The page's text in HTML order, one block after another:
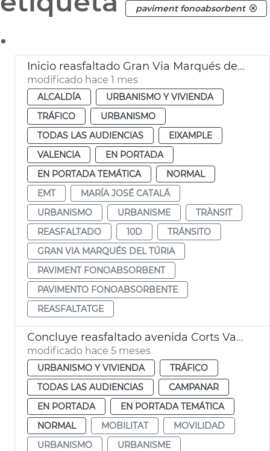
paviment fonoabsorbent
.
Inicio reasfaltado Gran Via Marqués del Túria
modificado hace 1 mes
ALCALDÍA
URBANISMO Y VIVIENDA
TRÁFICO
URBANISMO
TODAS LAS AUDIENCIAS
EIXAMPLE
VALENCIA
EN PORTADA
EN PORTADA TEMÁTICA
NORMAL
EMT
MARÍA JOSÉ CATALÁ
URBANISMO
URBANISME
TRÀNSIT
REASFALTADO
10D
TRÁNSITO
GRAN VIA MARQUÉS DEL TÚRIA
PAVIMENT FONOABSORBENT
PAVIMENTO FONOABSORBENTE
REASFALTATGE
Concluye reasfaltado avenida Corts Valencianes
modificado hace 5 meses
URBANISMO Y VIVIENDA
TRÁFICO
TODAS LAS AUDIENCIAS
CAMPANAR
EN PORTADA
EN PORTADA TEMÁTICA
NORMAL
MOBILITAT
MOVILIDAD
URBANISMO
URBANISME